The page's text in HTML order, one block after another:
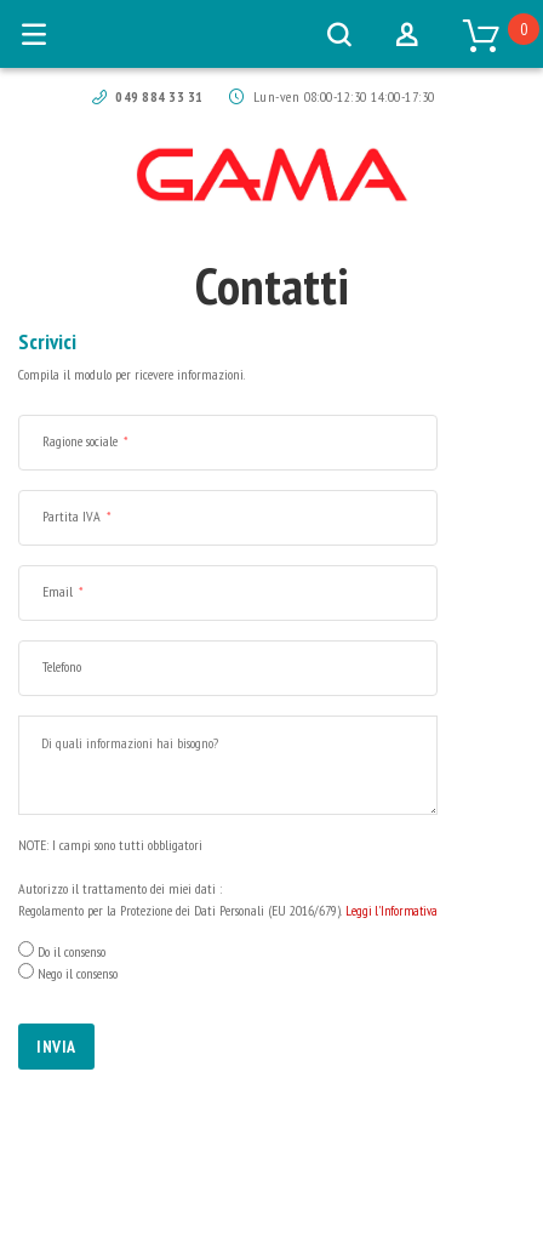
049 884 33 31 Lun-ven 08:00-12:30 14:00-17:30
0
Contatti
Scrivici
Compila il modulo per ricevere informazioni.
Ragione sociale
Partita IVA
Email
Telefono
NOTE: I campi sono tutti obbligatori
Autorizzo il trattamento dei miei dati :
Regolamento per la Protezione dei Dati Personali (EU 2016/679). Leggi l'Informativa
Do il consenso
Nego il consenso
INVIA